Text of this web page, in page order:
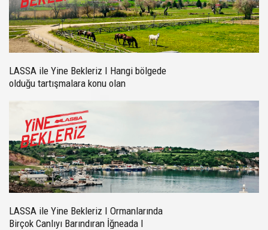
LASSA ile Yine Bekleriz I Hangi bölgede
olduğu tartışmalara konu olan
LASSA ile Yine Bekleriz I Ormanlarında
Birçok Canlıyı Barındıran İğneada I